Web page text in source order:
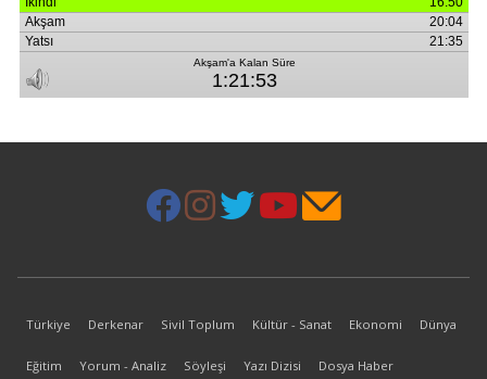
Türkiye Derkenar Sivil Toplum Kültür - Sanat Ekonomi Dünya
Eğitim Yorum - Analiz Söyleşi Yazı Dizisi Dosya Haber